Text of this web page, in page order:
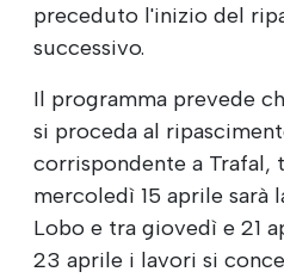
preceduto l'inizio del
successivo.
Il programma prevede
si proceda al
corrispondente a Trafal,
mercoledì 15 aprile sarà
Lobo e tra giovedì e 21
23 aprile i lavori si